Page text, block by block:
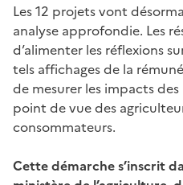
Les 12 projets vont
analyse approfondie. Les
d’alimenter les réflexions
tels affichages de la
de mesurer les impacts
point de vue des
consommateurs.
Cette démarche s’inscrit